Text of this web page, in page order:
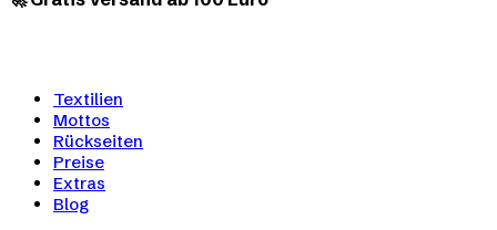
Textilien
Mottos
Rückseiten
Preise
Extras
Blog